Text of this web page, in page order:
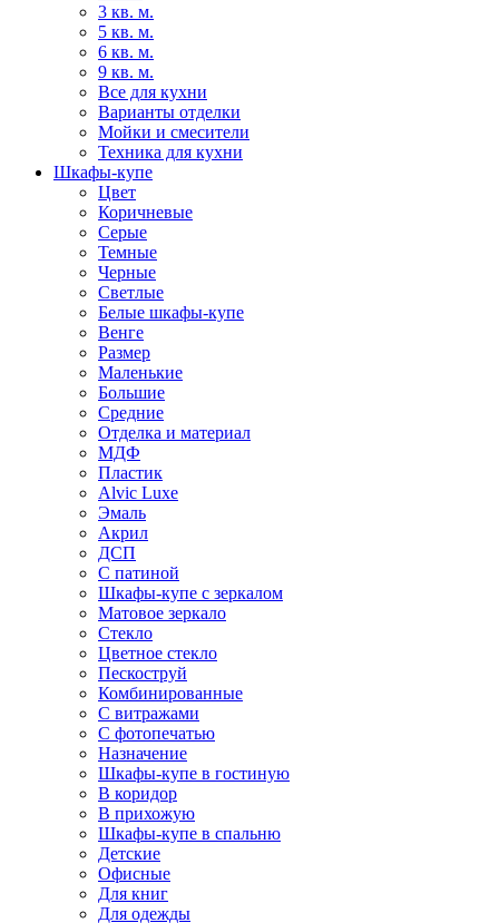
3 кв. м.
5 кв. м.
6 кв. м.
9 кв. м.
Все для кухни
Варианты отделки
Мойки и смесители
Техника для кухни
Шкафы-купе
Цвет
Коричневые
Серые
Темные
Черные
Светлые
Белые шкафы-купе
Венге
Размер
Маленькие
Большие
Средние
Отделка и материал
МДФ
Пластик
Alvic Luxe
Эмаль
Акрил
ДСП
С патиной
Шкафы-купе с зеркалом
Матовое зеркало
Стекло
Цветное стекло
Пескоструй
Комбинированные
С витражами
С фотопечатью
Назначение
Шкафы-купе в гостиную
В коридор
В прихожую
Шкафы-купе в спальню
Детские
Офисные
Для книг
Для одежды